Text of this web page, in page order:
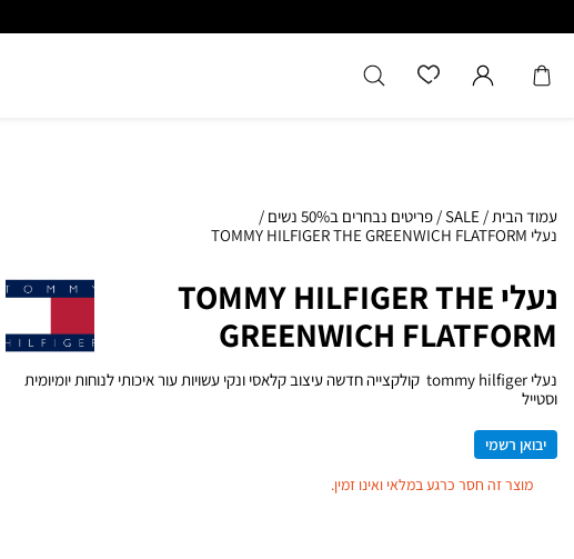
עמוד הבית/
SALE
/ פריטים נבחרים ב50% נשים
/
נעלי TOMMY HILFIGER THE GREENWICH FLATFORM
נעלי TOMMY HILFIGER THE
GREENWICH FLATFORM
נעלי tommy hilfiger קולקצייה חדשה עיצוב קלאסי ונקי עשויות עור איכותי לנוחות יומיומית
וסטייל
יבואן רשמי
מוצר זה חסר כרגע במלאי ואינו זמין.